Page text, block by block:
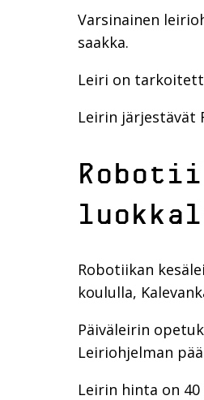
Varsinainen
saakka.
Leiri on
Leirin järjestävät
Robotiikan
koululla,
Päiväleirin
Leiriohjelman
Leirin hinta on